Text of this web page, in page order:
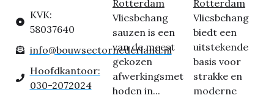
KVK:
58037640
info@bouwsectornederland.nl
Hoofdkantoor:
030-2072024
Rotterdam
Vliesbehang
sauzen is een
van de meest
gekozen
afwerkingsmet
hoden in...
Rotterdam
Vliesbehang
biedt een
uitstekende
basis voor
strakke en
moderne